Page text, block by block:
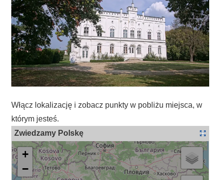
Włącz lokalizację i zobacz punkty w pobliżu miejsca, w
którym jesteś.
Zwiedzamy Polskę
+
−